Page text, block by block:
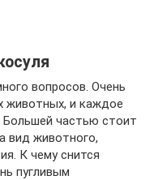
вопросов. Очень
животных, и каждое
частью стоит
вид животного,
К чему снится
пугливым